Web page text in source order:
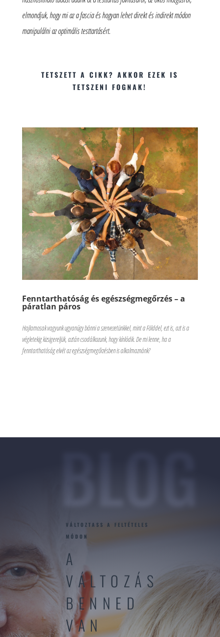
elmondjuk, hogy mi az a fascia és hogyan lehet direkt és indirekt módon
manipulálni az optimális testtartásért.
TETSZETT A CIKK? AKKOR EZEK IS
TETSZENI FOGNAK!
Fenntarthatóság és egészségmegőrzés – a
páratlan páros
Hajlamosak vagyunk ugyanúgy bánni a szervezetünkkel, mint a Földdel, ezt is, azt is a
végletekig kizsigereljük, aztán csodálkozunk, hogy kínlódik. De mi lenne, ha a
fenntarthatóság elvét az egészségmegőrzésben is alkalmaznánk?
BLOG
VÁLTOZTASS A FELTÉTELES
MÓDON
A
VÁLTOZÁS
BENNED
VAN